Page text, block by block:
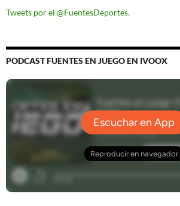
Tweets por el @FuentesDeportes.
PODCAST FUENTES EN JUEGO EN IVOOX